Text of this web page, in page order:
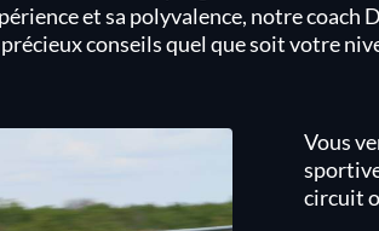
et sa polyvalence, notre coach
conseils quel que soit votre
Vous
circuit